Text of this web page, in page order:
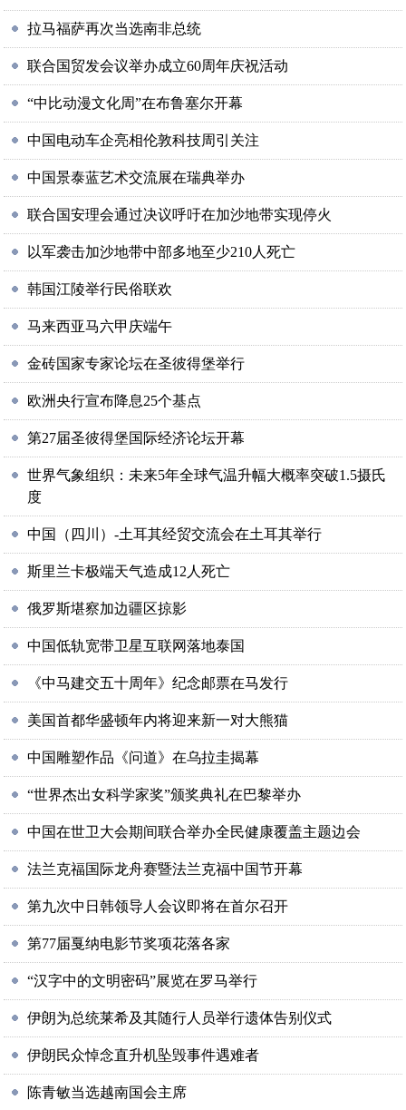
拉马福萨再次当选南非总统
联合国贸发会议举办成立60周年庆祝活动
“中比动漫文化周”在布鲁塞尔开幕
中国电动车企亮相伦敦科技周引关注
中国景泰蓝艺术交流展在瑞典举办
联合国安理会通过决议呼吁在加沙地带实现停火
以军袭击加沙地带中部多地至少210人死亡
韩国江陵举行民俗联欢
马来西亚马六甲庆端午
金砖国家专家论坛在圣彼得堡举行
欧洲央行宣布降息25个基点
第27届圣彼得堡国际经济论坛开幕
世界气象组织：未来5年全球气温升幅大概率突破1.5摄氏
度
中国（四川）-土耳其经贸交流会在土耳其举行
斯里兰卡极端天气造成12人死亡
俄罗斯堪察加边疆区掠影
中国低轨宽带卫星互联网落地泰国
《中马建交五十周年》纪念邮票在马发行
美国首都华盛顿年内将迎来新一对大熊猫
中国雕塑作品《问道》在乌拉圭揭幕
“世界杰出女科学家奖”颁奖典礼在巴黎举办
中国在世卫大会期间联合举办全民健康覆盖主题边会
法兰克福国际龙舟赛暨法兰克福中国节开幕
第九次中日韩领导人会议即将在首尔召开
第77届戛纳电影节奖项花落各家
“汉字中的文明密码”展览在罗马举行
伊朗为总统莱希及其随行人员举行遗体告别仪式
伊朗民众悼念直升机坠毁事件遇难者
陈青敏当选越南国会主席